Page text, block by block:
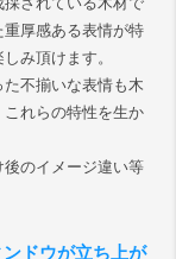
厚感ある表情が特
み頂けます。
不揃いな表情も木
れらの特性を生か
のイメージ違い等
ドウが立ち上が